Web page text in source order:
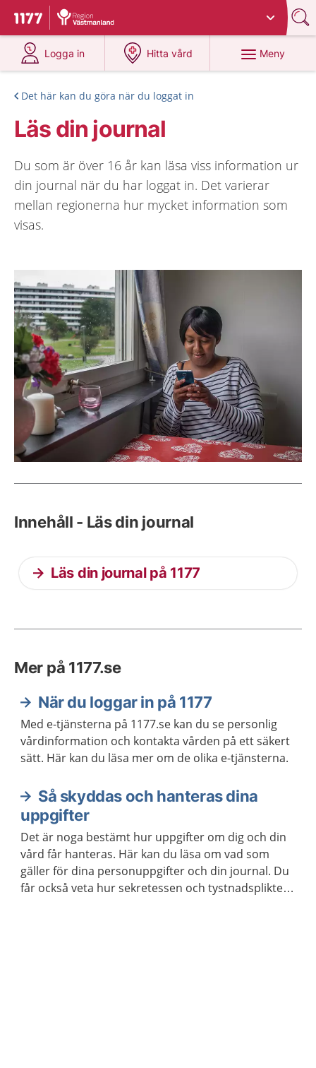
Till startsidan för 1177
Du har valt region
Logga in
på 1177.se
Hitta vård
på 1177.se
Meny
Det här kan du göra när du loggat in
Läs din journal
Du som är över 16 år kan läsa viss information ur
din journal när du har loggat in. Det varierar
mellan regionerna hur mycket information som
visas.
Innehåll - Läs din journal
Läs din journal på 1177
Mer på 1177.se
När du loggar in på 1177
Med e-tjänsterna på 1177.se kan du se personlig
vårdinformation och kontakta vården på ett säkert
sätt. Här kan du läsa mer om de olika e-tjänsterna.
Så skyddas och hanteras dina
uppgifter
Det är noga bestämt hur uppgifter om dig och din
vård får hanteras. Här kan du läsa om vad som
gäller för dina personuppgifter och din journal. Du
får också veta hur sekretessen och tystnadsplikten